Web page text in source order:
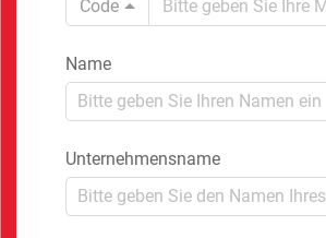
Code
Name
Unternehmensname